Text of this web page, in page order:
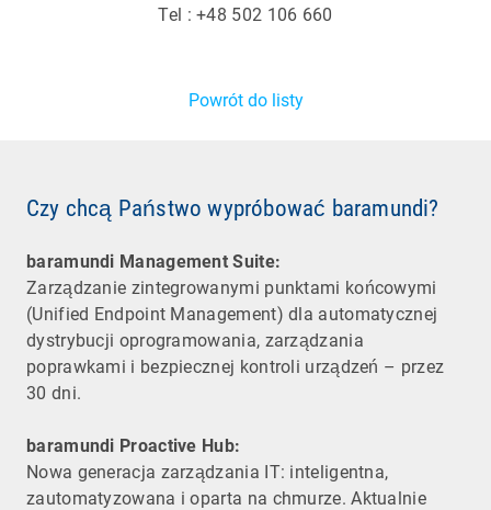
Tel : +48 502 106 660
Powrót do listy
Czy chcą Państwo wypróbować baramundi?
baramundi Management Suite:
Zarządzanie zintegrowanymi punktami końcowymi
(Unified Endpoint Management) dla automatycznej
dystrybucji oprogramowania, zarządzania
poprawkami i bezpiecznej kontroli urządzeń – przez
30 dni.
baramundi Proactive Hub:
Nowa generacja zarządzania IT: inteligentna,
zautomatyzowana i oparta na chmurze. Aktualnie